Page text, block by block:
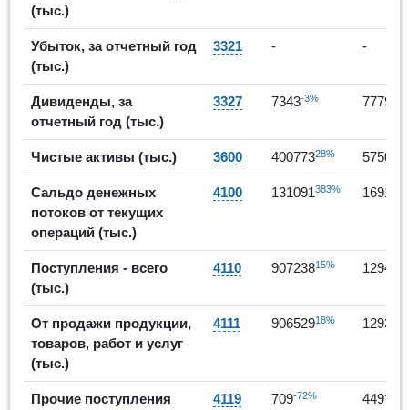
(тыс.)
Убыток, за отчетный год
(тыс.)
3321 - -
Дивиденды, за
отчетный год (тыс.)
3327 7343-3% 7779
Чистые активы (тыс.) 3600 40077328% 575011
Сальдо денежных
потоков от текущих
операций (тыс.)
4100 131091383% 169143
Поступления - всего
(тыс.)
4110 90723815%
От продажи продукции,
товаров, работ и услуг
(тыс.)
4111 90652918%
Прочие поступления
4119 709-72% 449-37%